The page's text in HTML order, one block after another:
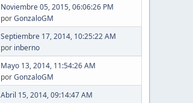
Noviembre 05, 2015, 06:06:26 PM
porGonzaloGM
Septiembre 17, 2014, 10:25:22 AM
por inberno
Mayo 13, 2014, 11:54:26 AM
porGonzaloGM
Abril 15, 2014, 09:14:47 AM